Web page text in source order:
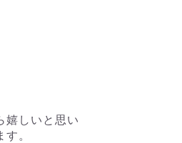
嬉しいと思い
。